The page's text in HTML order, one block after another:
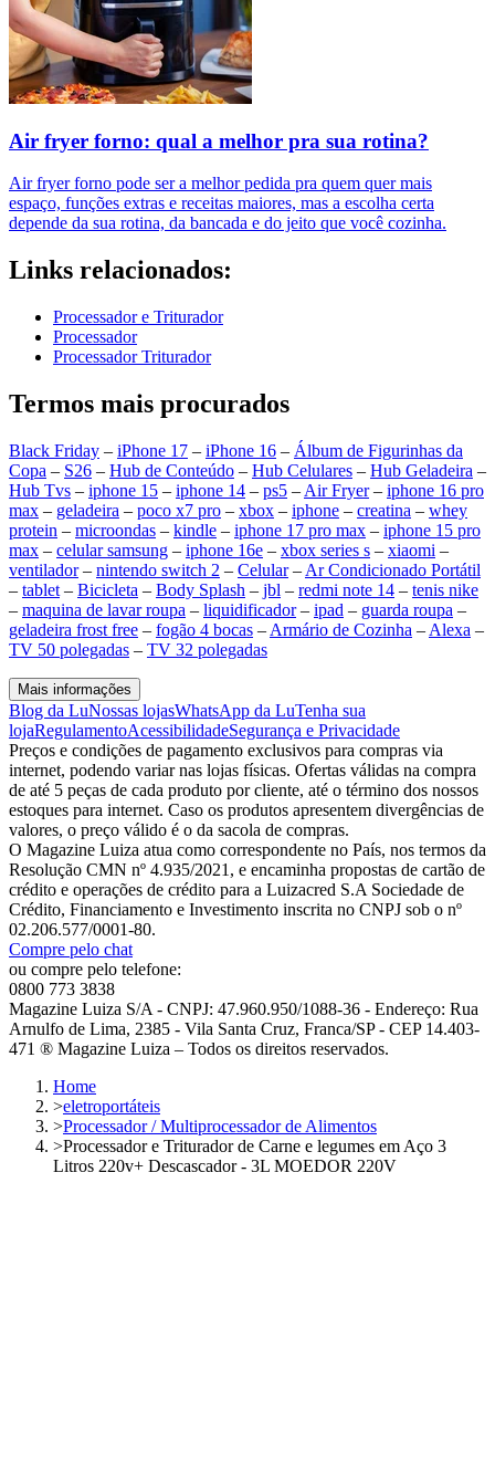
Air fryer forno: qual a melhor pra sua rotina?
Air fryer forno pode ser a melhor pedida pra quem quer mais
espaço, funções extras e receitas maiores, mas a escolha certa
depende da sua rotina, da bancada e do jeito que você cozinha.
Links relacionados:
Processador e Triturador
Processador
Processador Triturador
Termos mais procurados
Black Friday – iPhone 17 – iPhone 16 – Álbum de Figurinhas da
Copa – S26 – Hub de Conteúdo – Hub Celulares – Hub Geladeira –
Hub Tvs – iphone 15 – iphone 14 – ps5 – Air Fryer– iphone 16 pro
max – geladeira – poco x7 pro – xbox – iphone – creatina – whey
protein – microondas – kindle – iphone 17 pro max – iphone 15 pro
max – celular samsung – iphone 16e – xbox series s – xiaomi –
ventilador– nintendo switch 2 – Celular– Ar Condicionado Portátil
– tablet – Bicicleta – Body Splash – jbl – redmi note 14 – tenis nike
– maquina de lavar roupa – liquidificador– ipad – guarda roupa –
geladeira frost free – fogão 4 bocas – Armário de Cozinha – Alexa –
TV 50 polegadas – TV 32 polegadas
Mais informações
Blog da LuNossas lojasWhatsApp da LuTenha sua
lojaRegulamentoAcessibilidadeSegurança e Privacidade
Preços e condições de pagamento exclusivos para compras via
internet, podendo variar nas lojas físicas. Ofertas válidas na compra
de até 5 peças de cada produto por cliente, até o término dos nossos
estoques para internet. Caso os produtos apresentem divergências de
valores, o preço válido é o da sacola de compras.
O Magazine Luiza atua como correspondente no País, nos termos da
Resolução CMN nº 4.935/2021, e encaminha propostas de cartão de
crédito e operações de crédito para a Luizacred S.A Sociedade de
Crédito, Financiamento e Investimento inscrita no CNPJ sob o nº
02.206.577/0001-80.
Compre pelo chat
ou compre pelo telefone:
0800 773 3838
Magazine Luiza S/A - CNPJ: 47.960.950/1088-36 - Endereço: Rua
Arnulfo de Lima, 2385 - Vila Santa Cruz, Franca/SP - CEP 14.403-
471 ® Magazine Luiza – Todos os direitos reservados.
Home
>eletroportáteis
>Processador / Multiprocessador de Alimentos
>Processador e Triturador de Carne e legumes em Aço 3
Litros 220v+ Descascador - 3L MOEDOR 220V